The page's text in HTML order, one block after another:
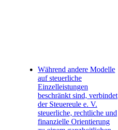
Während andere Modelle
auf steuerliche
Einzelleistungen
beschränkt sind, verbindet
der Steuereule e. V.
steuerliche, rechtliche und
finanzielle Orientierung